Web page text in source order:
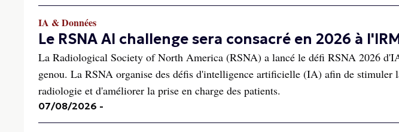
IA & Données
Le RSNA AI challenge sera consacré en 2026 à
La Radiological Society of North America (RSNA) a lancé le défi RSNA 2026
genou. La RSNA organise des défis d'intelligence artificielle (IA) afin de stimuler
radiologie et d'améliorer la prise en charge des patients.
07/08/2026 -